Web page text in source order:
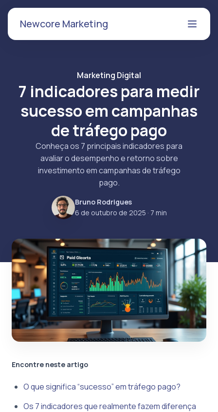
Newcore Marketing
Marketing Digital
7 indicadores para medir
sucesso em campanhas
de tráfego pago
Conheça os 7 principais indicadores para
avaliar o desempenho e retorno sobre
investimento em campanhas de tráfego
pago.
Bruno Rodrigues
6 de outubro de 2025 · 7 min
Encontre neste artigo
O que significa “sucesso” em tráfego pago?
Os 7 indicadores que realmente fazem diferença